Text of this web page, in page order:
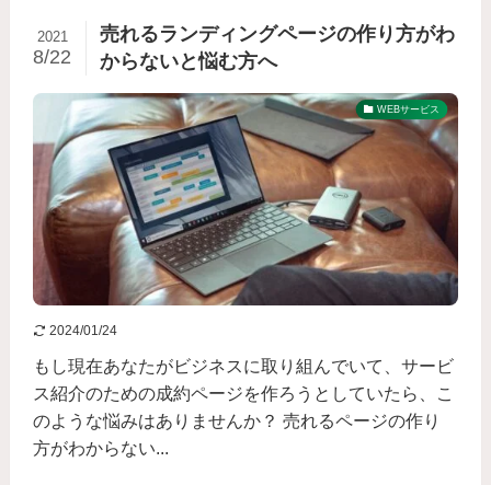
売れるランディングページの作り方がわ
からないと悩む方へ
2021
8/22
WEBサービス
2024/01/24
もし現在あなたがビジネスに取り組んでいて、サービ
ス紹介のための成約ページを作ろうとしていたら、こ
のような悩みはありませんか？ 売れるページの作り
方がわからない...